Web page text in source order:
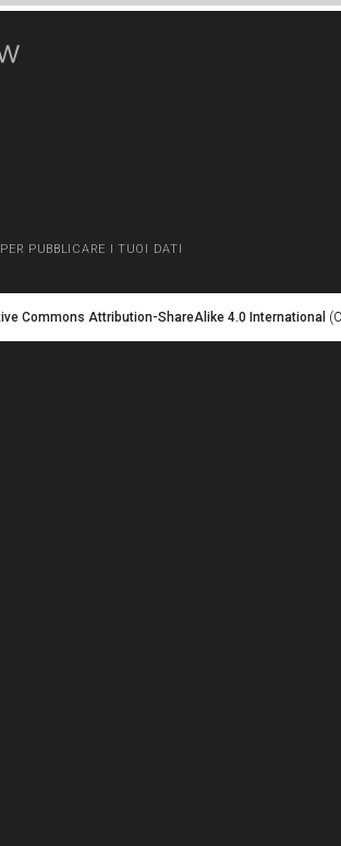
PUBBLICARE I TUOI DATI
Commons Attribution-ShareAlike 4.0 International